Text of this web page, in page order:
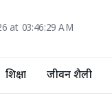
at 03:46:30 AM
शिक्षा जीवन शैली